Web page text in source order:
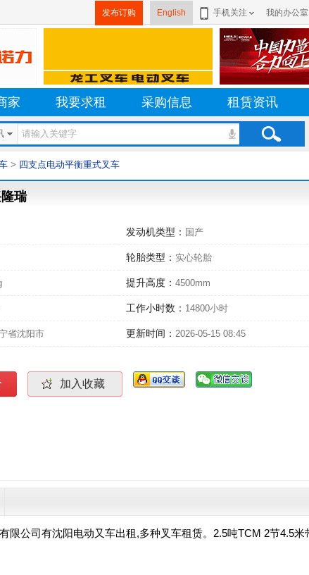
发布订购 English 手机关注 我的办公室
家 我要求租 采购信息 租赁资讯
> 四支点电动平衡重式叉车
瑞
发动机类型： 国产
轮胎类型： 实心轮胎
提升高度： 4500mm
工作小时数： 14800小时
省沈阳市 更新时间： 2026-05-15 08:45
加入收藏
限公司有沈阳电动又车出租,多种叉车租赁。 2.5吨TCM 2节4.5米